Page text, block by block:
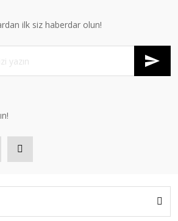
ilk siz haberdar olun!